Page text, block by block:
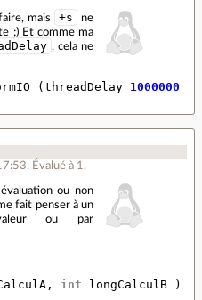
mais +s
ne
;) Et comme ma
, cela ne
(threadDelay 1000000
. Évalué à 1 .
ou non
fait penser à un
ou par
, int longCalculB
)